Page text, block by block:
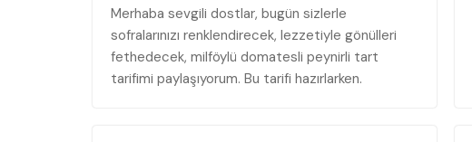
Merhaba sevgili dostlar, bugün sizlerle
sofralarınızı renklendirecek, lezzetiyle gönülleri
fethedecek, milföylü domatesli peynirli tart
tarifimi paylaşıyorum. Bu tarifi hazırlarken.